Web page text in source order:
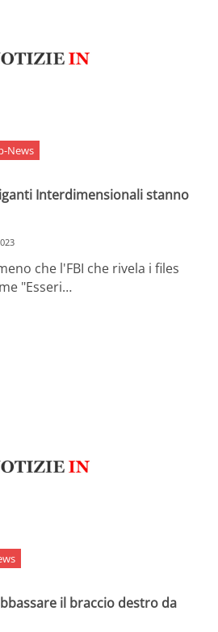
News
Interdimensionali stanno
che l'FBI che rivela i files
"Esseri…
il braccio destro da